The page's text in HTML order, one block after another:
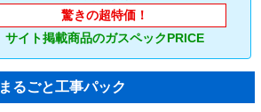
驚きの超特価！
サイト掲載商品のガスペックPRICE
まるごと工事パック